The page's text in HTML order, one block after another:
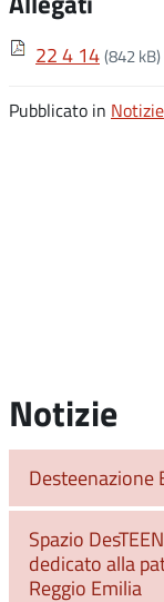
22 4 14(842 kB)
Pubblicato in Notizie
Notizie
Desteenazione
Spazio
dedicato alla
Reggio Emilia